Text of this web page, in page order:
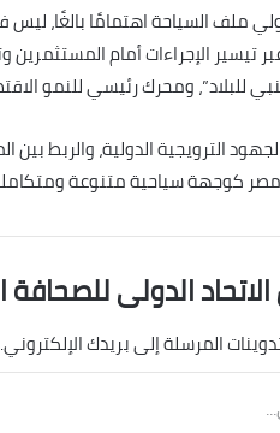
ملف السياحة اهتمامًا بالغًا، ليس
تيسير الإجراءات أمام
للبلاد”، ومحرك رئيسي للنمو
الترويجية الدولية، والربط بين
كوجهة سياحية متنوعة ومتكاملة
الدولى للصحافة
المرسلة إلى بريدك الإلكتروني.